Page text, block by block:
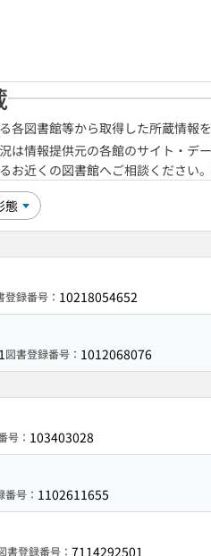
各図書館等から取得した所蔵情報を
は情報提供元の各館のサイト・
お近くの図書館へご相談ください
登録番号： 10218054652
図書登録番号： 1012068076
号： 103403028
番号： 1102611655
書登録番号： 7114292501